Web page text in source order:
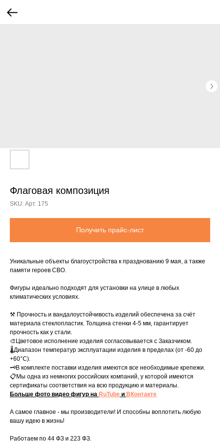
Флаговая композиция
SKU: Арт. 175
Получить прайс-лист
Уникальные объекты благоустройства к празднованию 9 мая, а также
памяти героев СВО.
Фигуры идеально подходят для установки на улице в любых
климатических условиях.
⚒️ Прочность и вандалоустойчивость изделий обеспечена за счёт
материала стеклопластик. Толщина стенки 4-5 мм, гарантирует
прочность как у стали.
🎨Цветовое исполнение изделия согласовывается с Заказчиком.
🌡Диапазон температур эксплуатации изделия в пределах (от -60 до
+60°C).
🗝В комплекте поставки изделия имеются все необходимые крепежи.
📋Мы одна из немногих российских компаний, у которой имеются
сертификаты соответствия на всю продукцию и материалы.
Больше фото видео фигур на RuTube и ВКонтакте
А самое главное - мы производители! И способны воплотить любую
вашу идею в жизнь!
Работаем по 44 ФЗ и 223 ФЗ.